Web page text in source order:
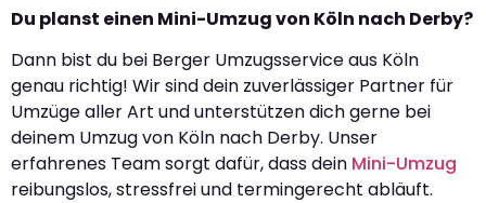
Du planst einen Mini-Umzug von Köln nach Derby?
Dann bist du bei Berger Umzugsservice aus Köln
genau richtig! Wir sind dein zuverlässiger Partner für
Umzüge aller Art und unterstützen dich gerne bei
deinem Umzug von Köln nach Derby. Unser
erfahrenes Team sorgt dafür, dass dein Mini-Umzug
reibungslos, stressfrei und termingerecht abläuft.